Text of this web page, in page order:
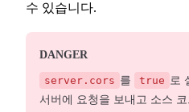
수 있습니다.
DANGER
server.cors 를 true 로
서버에 요청을 보내고 소스